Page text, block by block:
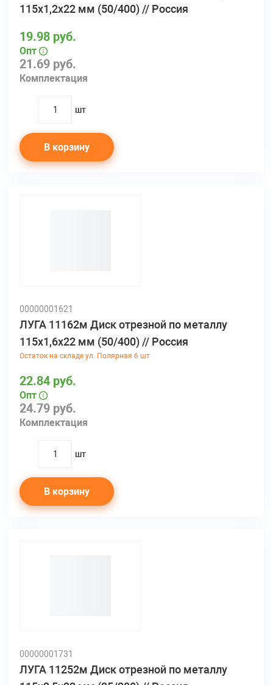
115х1,2х22 мм (50/400) // Россия
21.69 руб.
Комплектация
19.98 руб.
Опт
quantity
шт
В корзину
00000001621
ЛУГА 11162м Диск отрезной по металлу
115х1,6х22 мм (50/400) // Россия
Остаток на складе ул. Полярная 6 шт
24.79 руб.
Комплектация
22.84 руб.
Опт
quantity
шт
В корзину
00000001731
ЛУГА 11252м Диск отрезной по металлу